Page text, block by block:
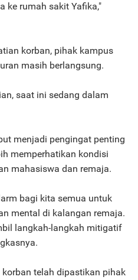
ke rumah sakit Yafika,"
korban, pihak kampus
masih berlangsung.
saat ini sedang dalam
menjadi pengingat penting
memperhatikan kondisi
mahasiswa dan remaja.
bagi kita semua untuk
mental di kalangan remaja.
langkah-langkah mitigatif
telah dipastikan pihak